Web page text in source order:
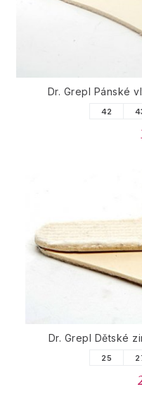
Dr. Grepl Pánské
42
Dr. Grepl Dětské
25